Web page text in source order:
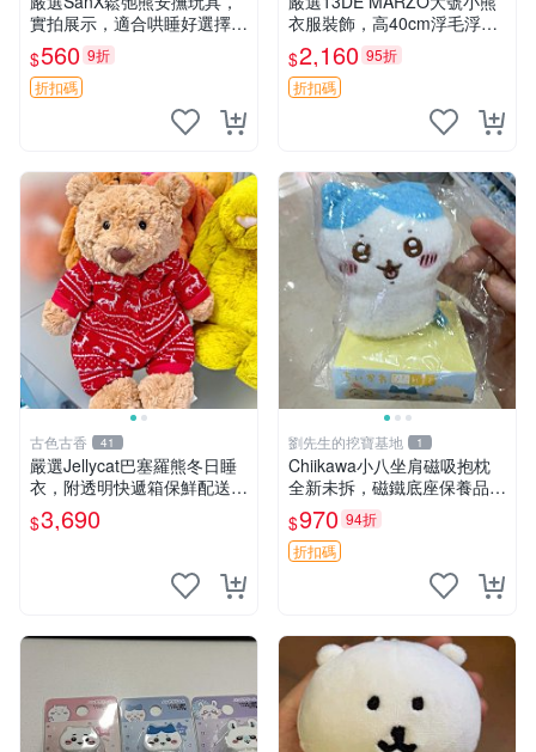
實拍展示，適合哄睡好選擇
電腦玩具 安撫用品
$560 9折
折扣碼
衣服裝飾，高40cm浮毛浮
灰，詳觀後再拍。二手收藏請
珍惜。 13DE MARZO 二手
小熊 衣服裝飾
$2,160 95折
折扣碼
古色古香 41
嚴選Jellycat巴塞羅熊冬日睡
衣，附透明快遞箱保鮮配送，
童趣可愛可收藏 巴塞羅熊 睡
衣 透明袋
$3,690
劉先生的挖寶基地 1
Chiikawa小八坐肩磁吸抱枕
全新未拆，磁鐵底座保養品專
用 磁鐵 磁吸 抱枕
$970 94折
折扣碼